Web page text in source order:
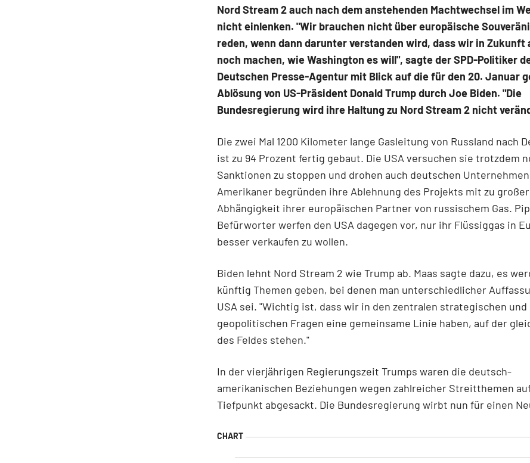
Nord Stream 2 auch nach dem anstehenden Machtwechsel im
nicht einlenken. "Wir brauchen nicht über europäische
reden, wenn dann darunter verstanden wird, dass wir in Zukunft
noch machen, wie Washington es will", sagte der SPD-Politiker
Deutschen Presse-Agentur mit Blick auf die für den 20. Januar
Ablösung von US-Präsident Donald Trump durch Joe Biden. "Die
Bundesregierung wird ihre Haltung zu Nord Stream 2 nicht
Die zwei Mal 1200 Kilometer lange Gasleitung von Russland nach
ist zu 94 Prozent fertig gebaut. Die USA versuchen sie trotzdem
Sanktionen zu stoppen und drohen auch deutschen
Amerikaner begründen ihre Ablehnung des Projekts mit zu großer
Abhängigkeit ihrer europäischen Partner von russischem Gas.
Befürworter werfen den USA dagegen vor, nur ihr Flüssiggas in
besser verkaufen zu wollen.
Biden lehnt Nord Stream 2 wie Trump ab. Maas sagte dazu, es
künftig Themen geben, bei denen man unterschiedlicher
USA sei. "Wichtig ist, dass wir in den zentralen strategischen und
geopolitischen Fragen eine gemeinsame Linie haben, auf der
des Feldes stehen."
In der vierjährigen Regierungszeit Trumps waren die deutsch-
amerikanischen Beziehungen wegen zahlreicher Streitthemen
Tiefpunkt abgesackt. Die Bundesregierung wirbt nun für einen